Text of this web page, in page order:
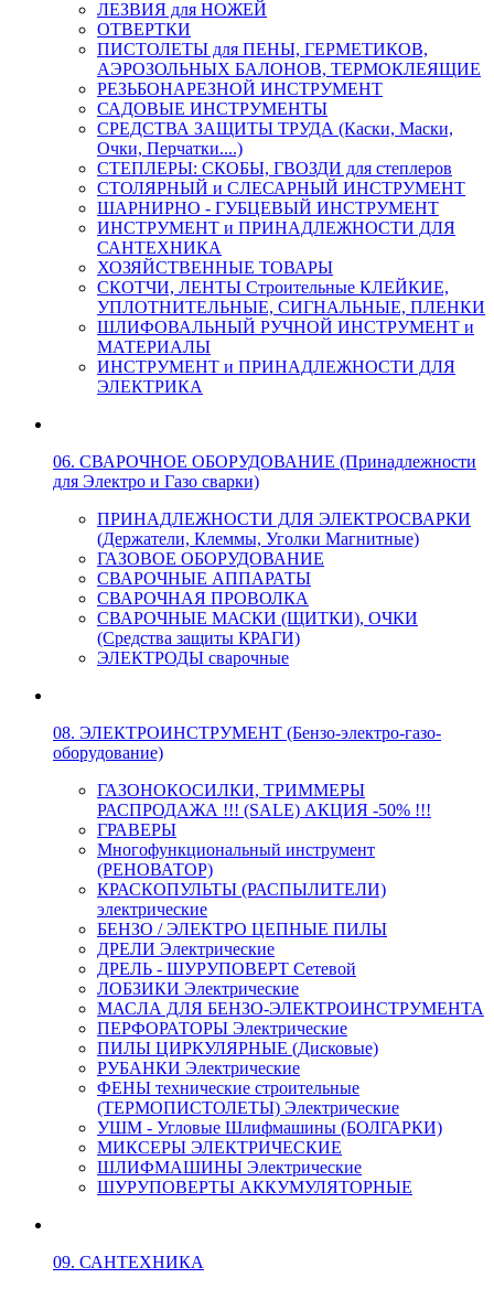
ЛЕЗВИЯ для НОЖЕЙ
ОТВЕРТКИ
ПИСТОЛЕТЫ для ПЕНЫ, ГЕРМЕТИКОВ,
АЭРОЗОЛЬНЫХ БАЛОНОВ, ТЕРМОКЛЕЯЩИЕ
РЕЗЬБОНАРЕЗНОЙ ИНСТРУМЕНТ
САДОВЫЕ ИНСТРУМЕНТЫ
СРЕДСТВА ЗАЩИТЫ ТРУДА (Каски, Маски,
Очки, Перчатки....)
СТЕПЛЕРЫ: СКОБЫ, ГВОЗДИ для степлеров
СТОЛЯРНЫЙ и СЛЕСАРНЫЙ ИНСТРУМЕНТ
ШАРНИРНО - ГУБЦЕВЫЙ ИНСТРУМЕНТ
ИНСТРУМЕНТ и ПРИНАДЛЕЖНОСТИ ДЛЯ
САНТЕХНИКА
ХОЗЯЙСТВЕННЫЕ ТОВАРЫ
СКОТЧИ, ЛЕНТЫ Строительные КЛЕЙКИЕ,
УПЛОТНИТЕЛЬНЫЕ, СИГНАЛЬНЫЕ, ПЛЕНКИ
ШЛИФОВАЛЬНЫЙ РУЧНОЙ ИНСТРУМЕНТ и
МАТЕРИАЛЫ
ИНСТРУМЕНТ и ПРИНАДЛЕЖНОСТИ ДЛЯ
ЭЛЕКТРИКА
06. СВАРОЧНОЕ ОБОРУДОВАНИЕ (Принадлежности
для Электро и Газо сварки)
ПРИНАДЛЕЖНОСТИ ДЛЯ ЭЛЕКТРОСВАРКИ
(Держатели, Клеммы, Уголки Магнитные)
ГАЗОВОЕ ОБОРУДОВАНИЕ
СВАРОЧНЫЕ АППАРАТЫ
СВАРОЧНАЯ ПРОВОЛКА
СВАРОЧНЫЕ МАСКИ (ЩИТКИ), ОЧКИ
(Средства защиты КРАГИ)
ЭЛЕКТРОДЫ сварочные
08. ЭЛЕКТРОИНСТРУМЕНТ (Бензо-электро-газо-
оборудование)
ГАЗОНОКОСИЛКИ, ТРИММЕРЫ
РАСПРОДАЖА !!! (SALE) АКЦИЯ -50% !!!
ГРАВЕРЫ
Многофункциональный инструмент
(РЕНОВАТОР)
КРАСКОПУЛЬТЫ (РАСПЫЛИТЕЛИ)
электрические
БЕНЗО / ЭЛЕКТРО ЦЕПНЫЕ ПИЛЫ
ДРЕЛИ Электрические
ДРЕЛЬ - ШУРУПОВЕРТ Сетевой
ЛОБЗИКИ Электрические
МАСЛА ДЛЯ БЕНЗО-ЭЛЕКТРОИНСТРУМЕНТА
ПЕРФОРАТОРЫ Электрические
ПИЛЫ ЦИРКУЛЯРНЫЕ (Дисковые)
РУБАНКИ Электрические
ФЕНЫ технические строительные
(ТЕРМОПИСТОЛЕТЫ) Электрические
УШМ - Угловые Шлифмашины (БОЛГАРКИ)
МИКСЕРЫ ЭЛЕКТРИЧЕСКИЕ
ШЛИФМАШИНЫ Электрические
ШУРУПОВЕРТЫ АККУМУЛЯТОРНЫЕ
09. САНТЕХНИКА